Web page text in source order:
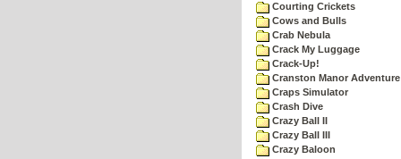
Courting Crickets
Cows and Bulls
Crab Nebula
Crack My Luggage
Crack-Up!
Cranston Manor Adventure
Craps Simulator
Crash Dive
Crazy Ball II
Crazy Ball III
Crazy Baloon